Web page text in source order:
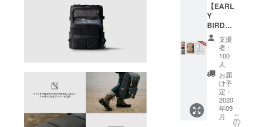
【EARL
Y
BIRD
31%OF
F プレ
ミアム
トラベ
ルバッ
（Prem
ium
Travel
bag）
支援
者：
100
人
お届
け予
定：
2020
年09
月
こ
の